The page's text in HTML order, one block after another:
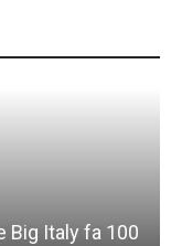
Big Italy fa 100